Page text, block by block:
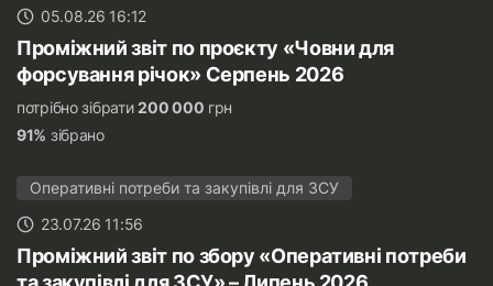
05.08.26 16:12
Проміжний звіт по проєкту «Човни для
форсування річок» Серпень 2026
потрібно зібрати200 000 грн
91% зібрано
Оперативні потреби та закупівлі для ЗСУ
23.07.26 11:56
Проміжний звіт по збору «Оперативні потреби